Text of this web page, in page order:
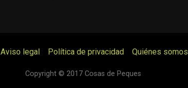
Aviso legal Política de privacidad Quiénes somos
Copyright © 2017 Cosas de Peques